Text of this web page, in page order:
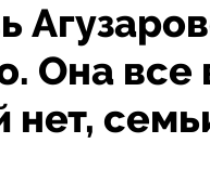
Она все
нет,